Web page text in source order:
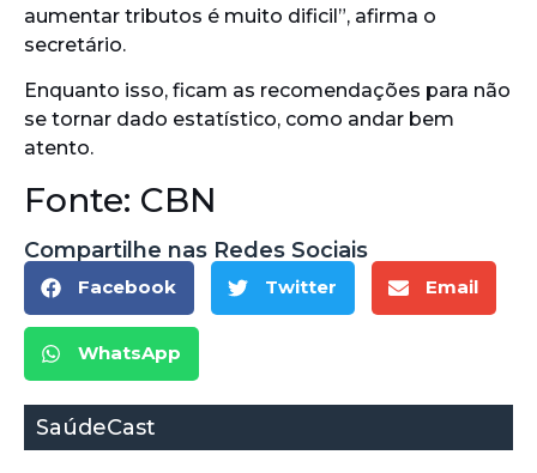
aumentar tributos é muito dificil”, afirma o
secretário.
Enquanto isso, ficam as recomendações para não
se tornar dado estatístico, como andar bem
atento.
Fonte: CBN
Compartilhe nas Redes Sociais
Facebook Twitter Email
WhatsApp
SaúdeCast